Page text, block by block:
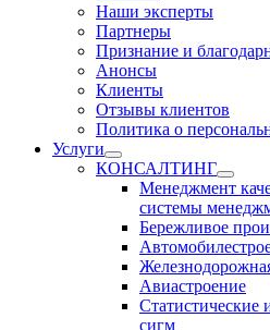
Наши эксперты
Партнеры
Признание и
Анонсы
Клиенты
Отзывы клиентов
Политика о
Услуги
КОНСАЛТИНГ
Менеджмент
системы
Бережливое
Авиастроение
сигм